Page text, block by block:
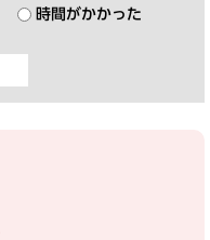
時間がかかった